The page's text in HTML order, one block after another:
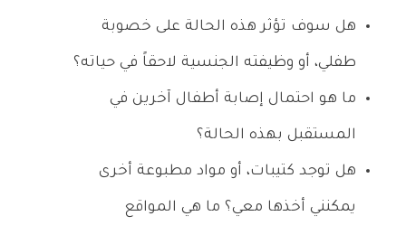
هل سوف تؤثر هذه الحالة على خصوبة
طفلي، أو وظيفته الجنسية لاحقاً في حياته؟
ما هو احتمال إصابة أطفال آخرين في
المستقبل بهذه الحالة؟
هل توجد كتيبات، أو مواد مطبوعة أخرى
يمكنني أخذها معي؟ ما هي المواقع